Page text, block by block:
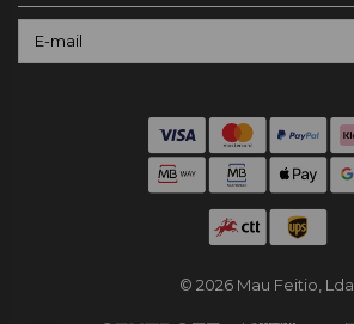
© 2026 Mau Feitio, Lda.